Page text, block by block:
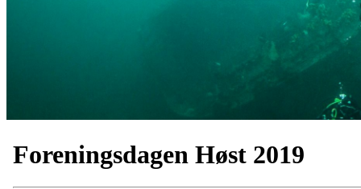
Foreningsdagen Høst 2019